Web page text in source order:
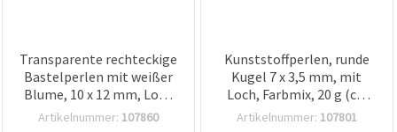
Transparente rechteckige
Bastelperlen mit weißer
Blume, 10 x 12 mm, Loch
1,5 mm – 50 g (ca. 100
Artikelnummer: 107860
Kunststoffperlen, runde
Kugel 7 x 3,5 mm, mit
Loch, Farbmix, 20 g (ca.
207 Stk.)
Artikelnummer: 107801